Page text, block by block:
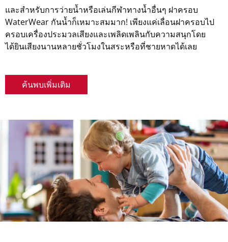
และสำหรับการว่ายน้ำหรือเล่นกีฬาทางน้ำอื่นๆ ฝาครอบ
WaterWear กันน้ำก็เหมาะสมมาก! เพียงแค่เลื่อนฝาครอบไป
ครอบเครื่องประมวลเสียงและเพลิดเพลินกับความสนุกโดย
ได้ยินเสียงนานหลายชั่วโมงในสระหรือที่ชายหาดได้เลย
ค้นพบเพิ่มเติม